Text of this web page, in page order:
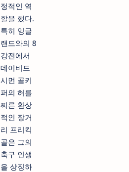
정적인 역
할을 했다.
특히 잉글
랜드와의 8
강전에서
데이비드
시먼 골키
퍼의 허를
찌른 환상
적인 장거
리 프리킥
골은 그의
축구 인생
을 상징하